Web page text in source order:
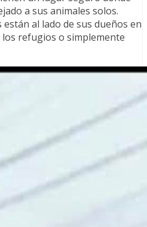
a sus animales solos.
al lado de sus dueños en
refugios o simplemente